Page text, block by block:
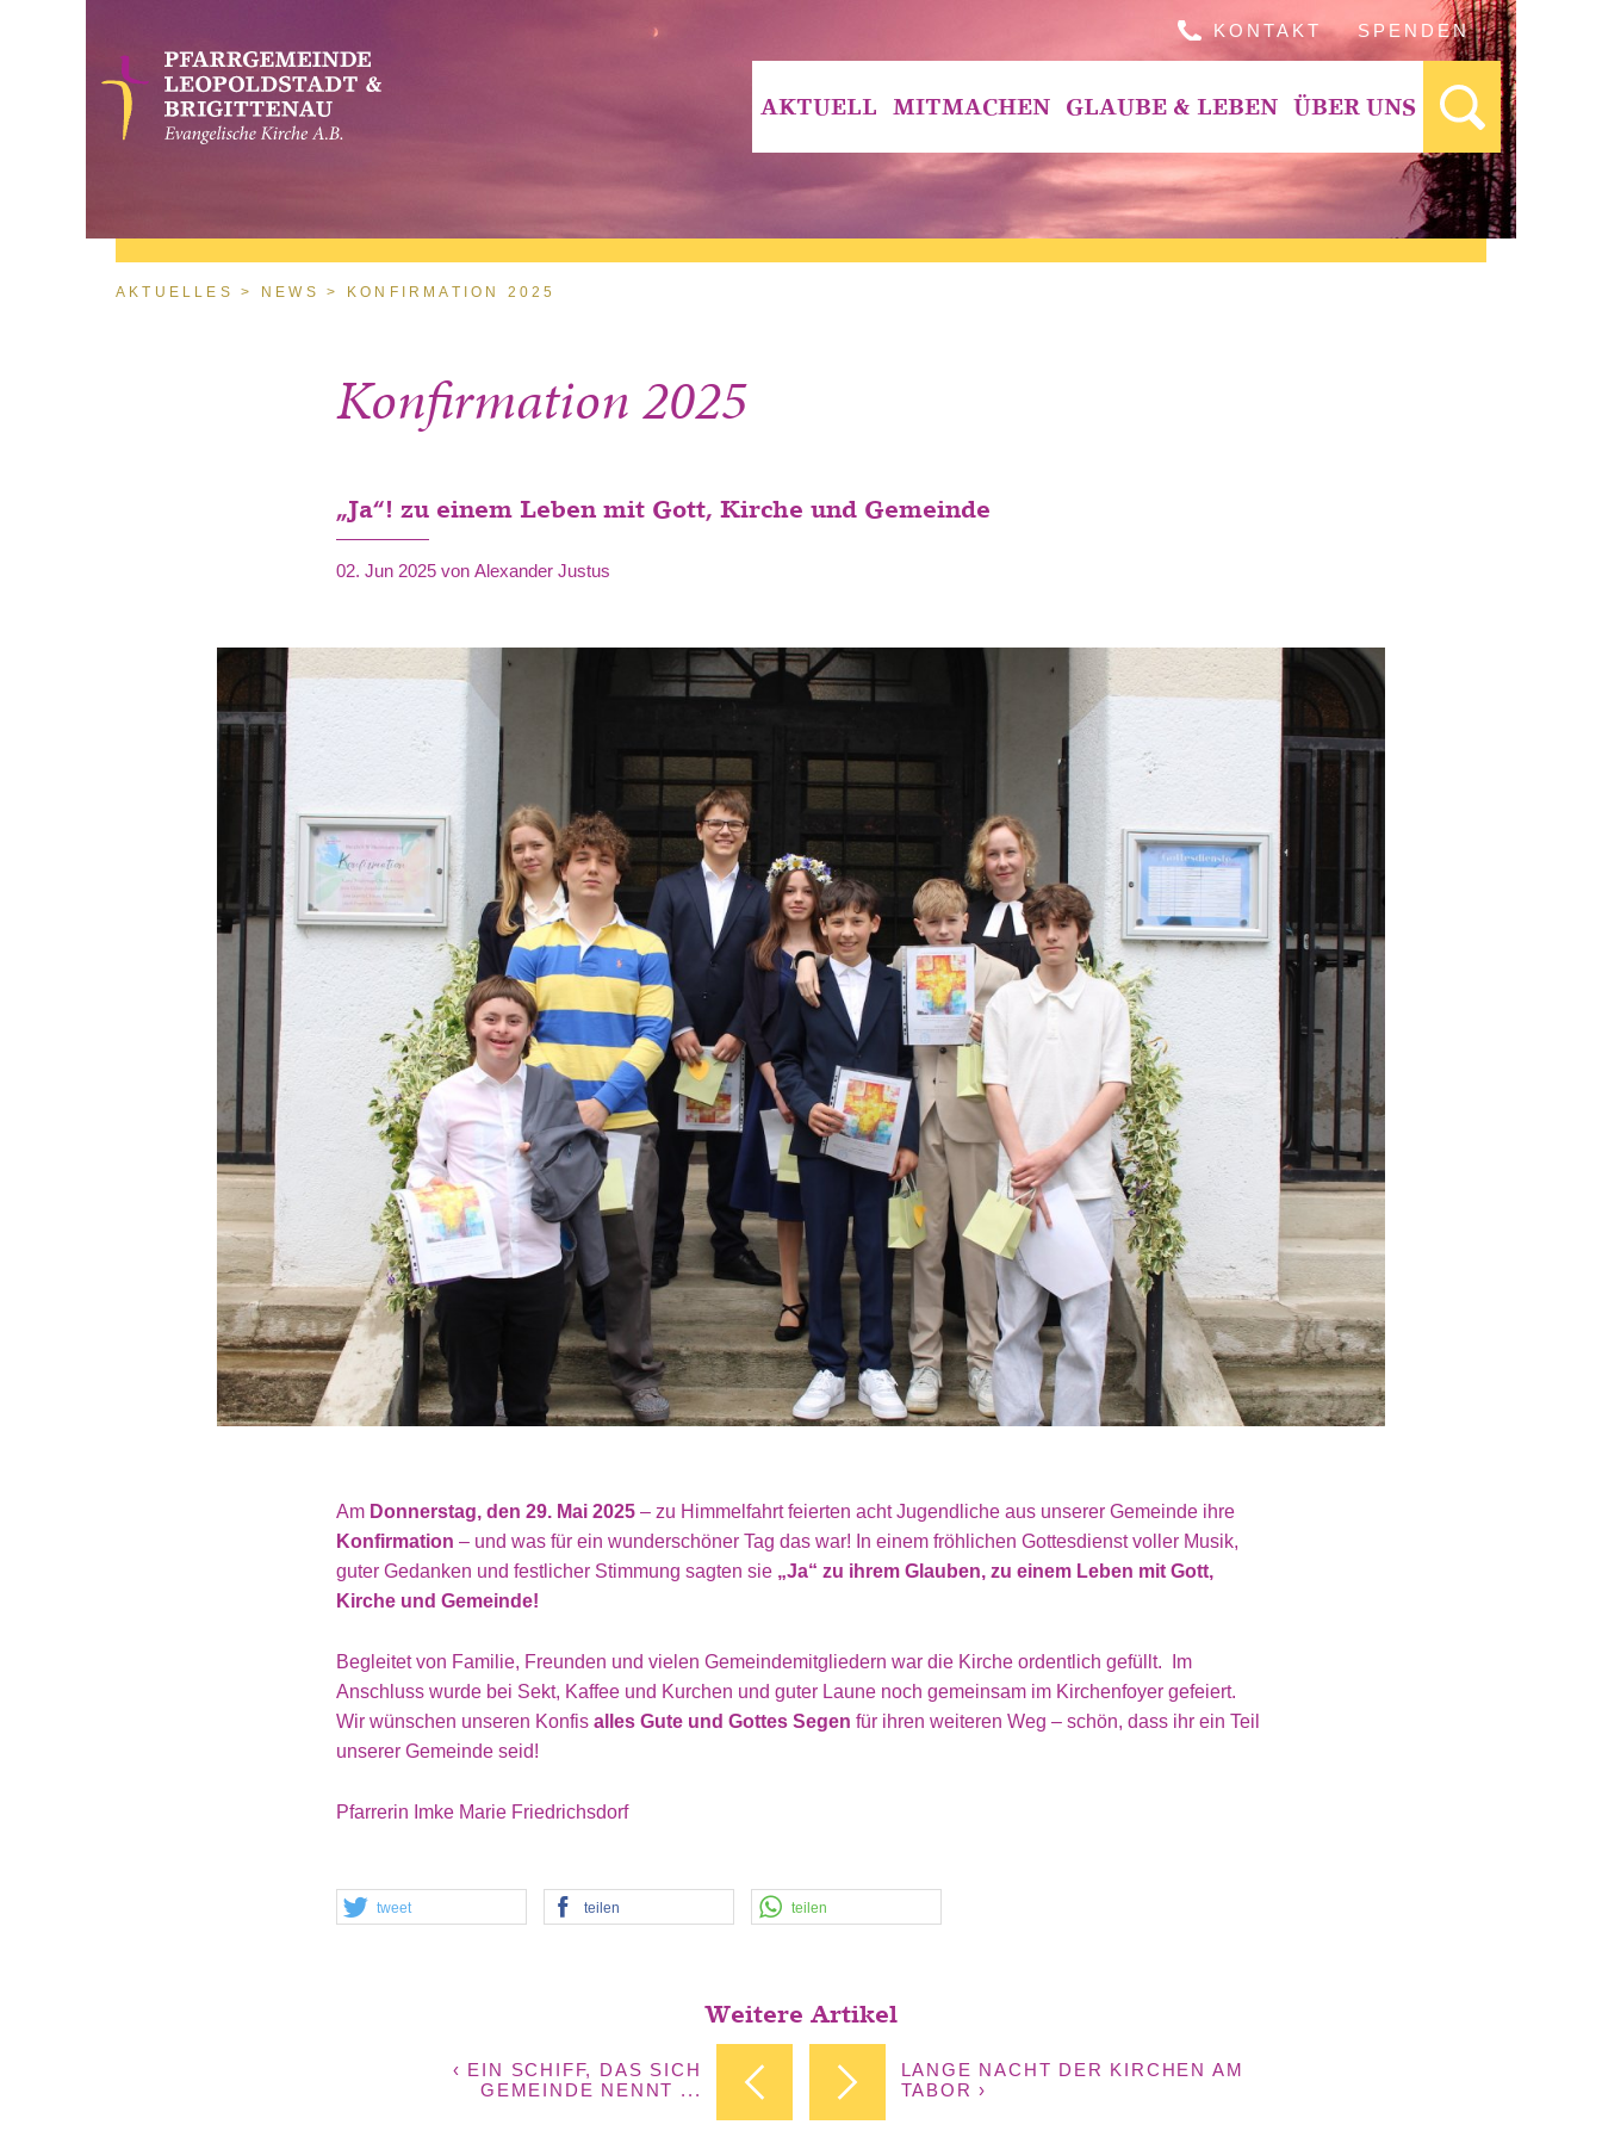
KONTAKT SPENDEN
AKTUELL MITMACHEN GLAUBE & LEBEN ÜBER UNS
Sie sind hier
AKTUELLES NEWS KONFIRMATION 2025
Konfirmation 2025
„Ja“! zu einem Leben mit Gott, Kirche und Gemeinde
02. Jun 2025 von Alexander Justus
Am Donnerstag, den 29. Mai 2025 – zu Himmelfahrt feierten acht Jugendliche aus unserer Gemeinde ihre
Konfirmation – und was für ein wunderschöner Tag das war! In einem fröhlichen Gottesdienst voller Musik,
guter Gedanken und festlicher Stimmung sagten sie „Ja“ zu ihrem Glauben, zu einem Leben mit Gott,
Kirche und Gemeinde!
Begleitet von Familie, Freunden und vielen Gemeindemitgliedern war die Kirche ordentlich gefüllt. Im
Anschluss wurde bei Sekt, Kaffee und Kurchen und guter Laune noch gemeinsam im Kirchenfoyer gefeiert.
Wir wünschen unseren Konfis alles Gute und Gottes Segen für ihren weiteren Weg – schön, dass ihr ein Teil
unserer Gemeinde seid!
Pfarrerin Imke Marie Friedrichsdorf
tweet teilen teilen
Weitere Artikel
‹ EIN SCHIFF, DAS SICH
GEMEINDE NENNT ...
LANGE NACHT DER KIRCHEN AM
TABOR ›